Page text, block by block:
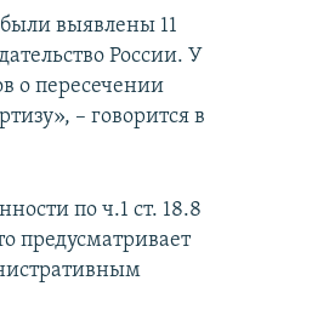
выявлены 11
России. У
о пересечении
– говорится в
по ч.1 ст. 18.8
предусматривает